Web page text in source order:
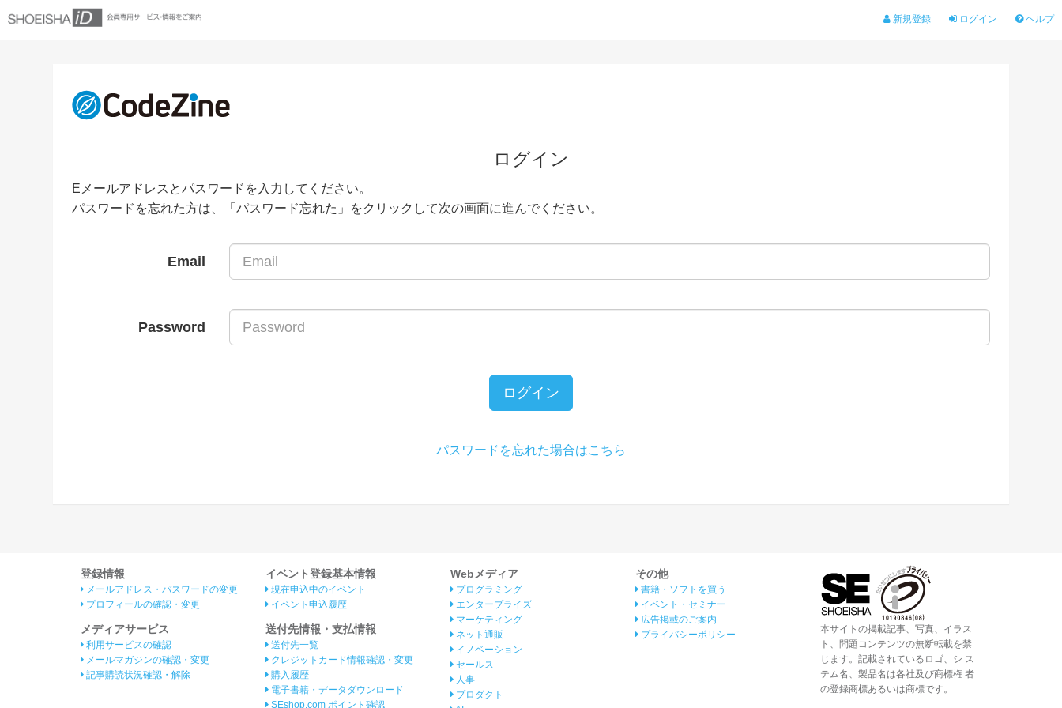
新規登録 ログイン ヘルプ
ログイン
Eメールアドレスとパスワードを入力してください。
パスワードを忘れた方は、「パスワード忘れた」をクリックして次の画面に進んでください。
Email
Password
ログイン
パスワードを忘れた場合はこちら
登録情報
メールアドレス・パスワードの変更
プロフィールの確認・変更
メディアサービス
利用サービスの確認
メールマガジンの確認・変更
記事購読状況確認・解除
イベント登録基本情報
現在申込中のイベント
イベント申込履歴
送付先情報・支払情報
送付先一覧
クレジットカード情報確認・変更
購入履歴
電子書籍・データダウンロード
SEshop.com ポイント確認
Webメディア
プログラミング
エンタープライズ
マーケティング
ネット通販
イノベーション
セールス
人事
プロダクト
その他
書籍・ソフトを買う
イベント・セミナー
広告掲載のご案内
プライバシーポリシー
本サイトの掲載記事、写真、イラス
ト、問題コンテンツの無断転載を禁
じます。記載されているロゴ、シ ス
テム名、製品名は各社及び商標権 者
の登録商標あるいは商標です。